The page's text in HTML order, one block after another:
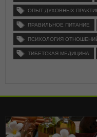
ОПЫТ ДУХОВНЫХ
ПРАВИЛЬНОЕ ПИТАНИЕ
ПСИХОЛОГИЯ
ТИБЕТСКАЯ МЕДИЦИНА